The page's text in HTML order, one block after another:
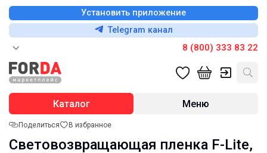
Установить приложение
Telegram канал
8 (800) 333 83 22
Каталог Меню
Поделиться В избранное
Световозвращающая пленка F-Lite,